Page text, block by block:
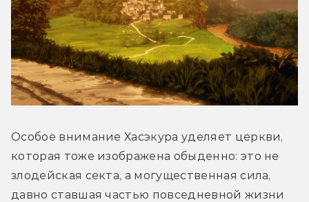
Особое внимание Хасэкура уделяет церкви,
которая тоже изображена обыденно: это не
злодейская секта, а могущественная сила,
давно ставшая частью повседневной жизни